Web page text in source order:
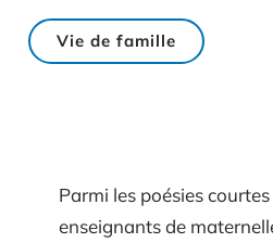
Vie de famille
Parmi les poésies
enseignants de